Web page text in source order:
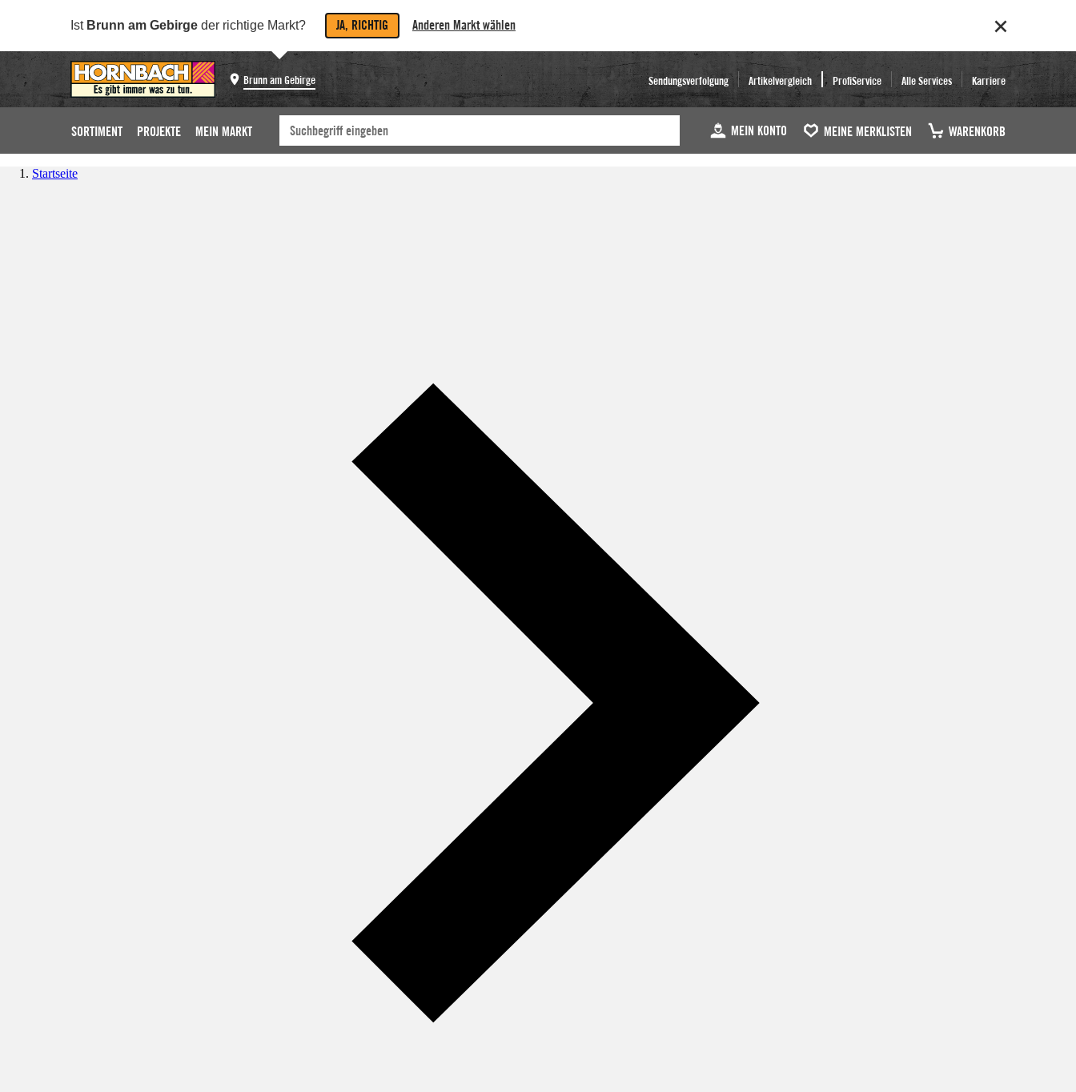
Ist Brunn am Gebirge der richtige Markt? JA, RICHTIG Anderen Markt wählen
Brunn am Gebirge Sendungsverfolgung Artikelvergleich ProfiService Alle Services Karriere
SORTIMENT PROJEKTE MEIN MARKT MEIN KONTO MEINE MERKLISTEN WARENKORB
Startseite